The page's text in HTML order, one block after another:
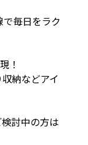
毎日をラク
！
納などアイ
討中の方は